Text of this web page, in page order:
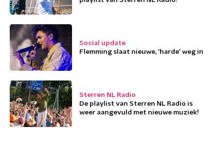
Social update
Flemming slaat nieuwe, 'harde' weg in
Sterren NL Radio
De playlist van Sterren NL Radio is
weer aangevuld met nieuwe muziek!